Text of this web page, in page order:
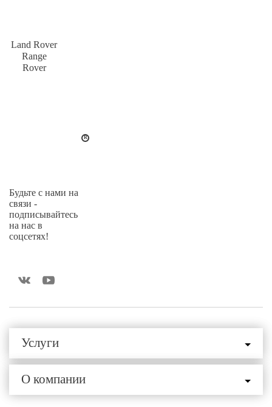
Land Rover
Range
Rover
Будьте с нами на
связи -
подписывайтесь
на нас в
соцсетях!
Услуги
О компании